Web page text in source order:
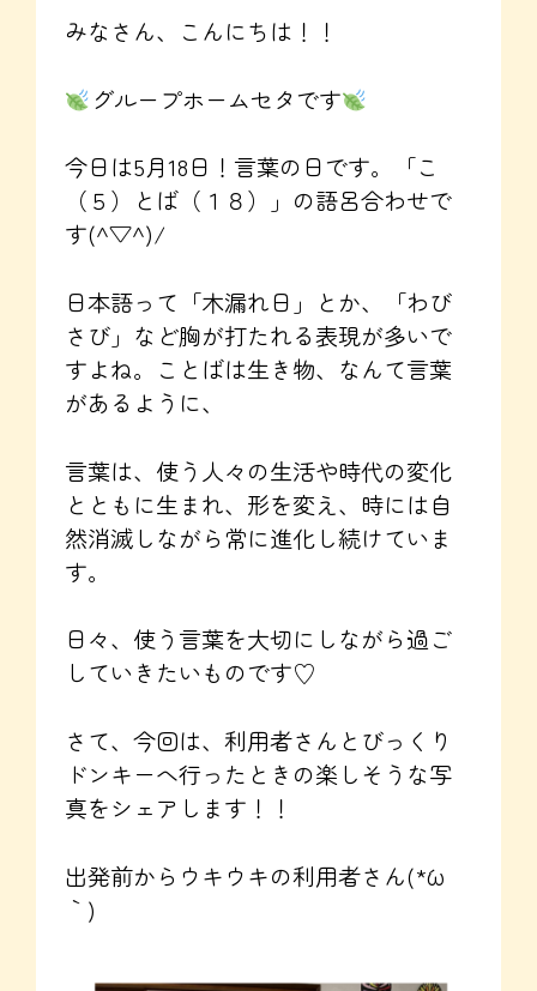
みなさん、こんにちは！！
グループホームセタです
今日は5月18日！言葉の日です。「こ
（５）とば（１８）」の語呂合わせで
す(^▽^)/
日本語って「木漏れ日」とか、「わび
さび」など胸が打たれる表現が多いで
すよね。ことばは生き物、なんて言葉
があるように、
言葉は、使う人々の生活や時代の変化
とともに生まれ、形を変え、時には自
然消滅しながら常に進化し続けていま
す。
日々、使う言葉を大切にしながら過ご
していきたいものです♡
さて、今回は、利用者さんとびっくり
ドンキーへ行ったときの楽しそうな写
真をシェアします！！
出発前からウキウキの利用者さん(*´ω
｀)